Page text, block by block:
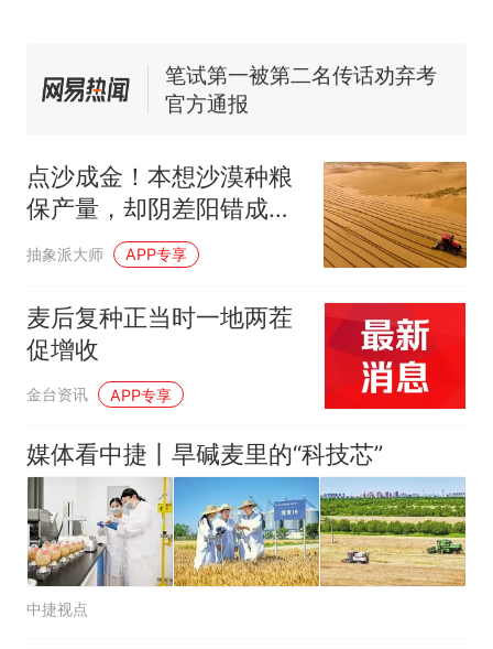
（新京报）
笔试第一被第二名传话劝弃考
官方通报
回大海 目击者直呼震惊 （视频
来源：参考消息）
热 西班牙飞地休达边境，摩洛
哥士兵搬起大石块投向移民引
争议，此前一天内数万人从摩
点沙成金！本想沙漠种粮
保产量，却阴差阳错成为
世界第一沙漠麦田
抽象派大师 APP专享
麦后复种正当时一地两茬
促增收
金台资讯 APP专享
媒体看中捷丨旱碱麦里的“科技芯”
中捷视点